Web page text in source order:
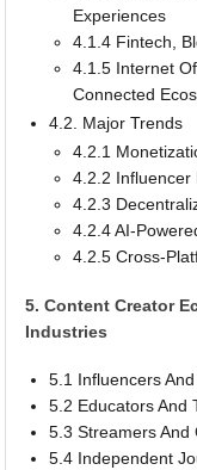
Experiences
4.1.4 Fintech,
4.1.5 Internet
Connected
4.2. Major Trends
4.2.1
4.2.2 Influencer
4.2.3
4.2.4 AI-
4.2.5 Cross-
5. Content Creator
Industries
5.1 Influencers
5.2 Educators And
5.3 Streamers And
5.4 Independent